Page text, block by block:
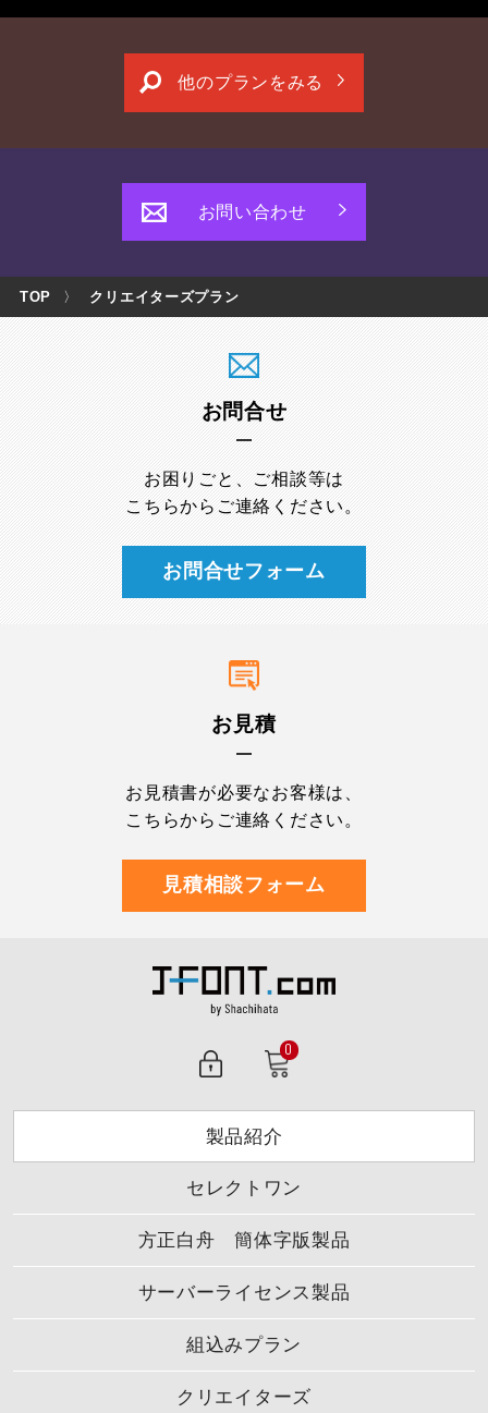
他のプランをみる
お問い合わせ
TOP 〉 クリエイターズプラン
お問合せ
お困りごと、ご相談等は
こちらからご連絡ください。
お問合せフォーム
お見積
お見積書が必要なお客様は、
こちらからご連絡ください。
見積相談フォーム
0
製品紹介
セレクトワン
方正白舟 簡体字版製品
サーバーライセンス製品
組込みプラン
クリエイターズ